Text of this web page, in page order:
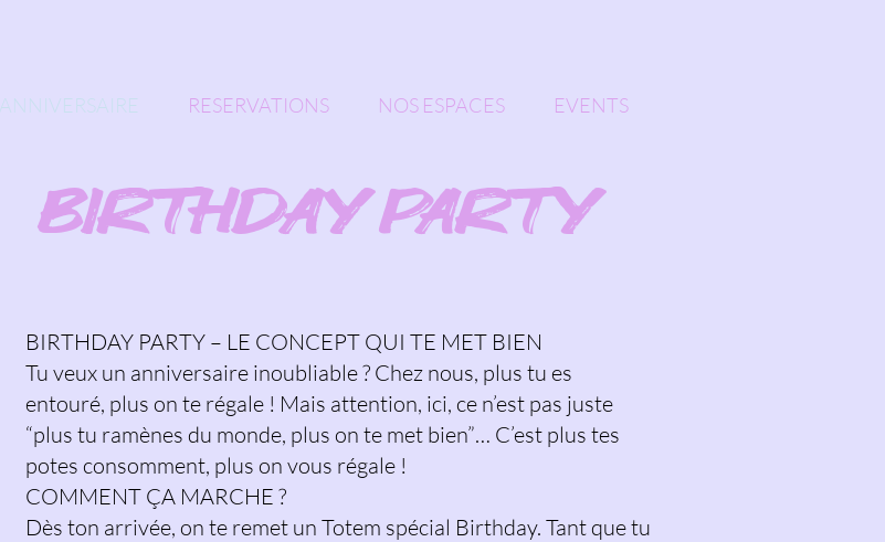
BIRTHDAY PARTY
BIRTHDAY PARTY – LE CONCEPT QUI TE MET BIEN
Tu veux un anniversaire inoubliable ? Chez nous, plus tu es
entouré, plus on te régale ! Mais attention, ici, ce n’est pas juste
“plus tu ramènes du monde, plus on te met bien”… C’est plus tes
potes consomment, plus on vous régale !
COMMENT ÇA MARCHE ?
Dès ton arrivée, on te remet un Totem spécial Birthday. Tant que tu
ANNIVERSAIRE RESERVATIONS NOS ESPACES EVENTS